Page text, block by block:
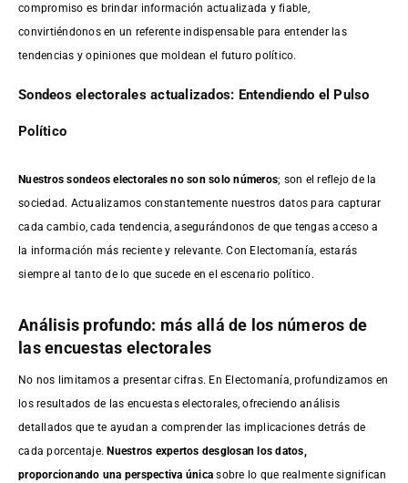
compromiso es brindar información actualizada y fiable,
convirtiéndonos en un referente indispensable para entender las
tendencias y opiniones que moldean el futuro político.
Sondeos electorales actualizados: Entendiendo el Pulso
Político
Nuestros sondeos electorales no son solo números; son el reflejo de la
sociedad. Actualizamos constantemente nuestros datos para capturar
cada cambio, cada tendencia, asegurándonos de que tengas acceso a
la información más reciente y relevante. Con Electomanía, estarás
siempre al tanto de lo que sucede en el escenario político.
Análisis profundo: más allá de los números de
las encuestas electorales
No nos limitamos a presentar cifras. En Electomanía, profundizamos en
los resultados de las encuestas electorales, ofreciendo análisis
detallados que te ayudan a comprender las implicaciones detrás de
cada porcentaje.Nuestros expertos desglosan los datos,
proporcionando una perspectiva única sobre lo que realmente significan